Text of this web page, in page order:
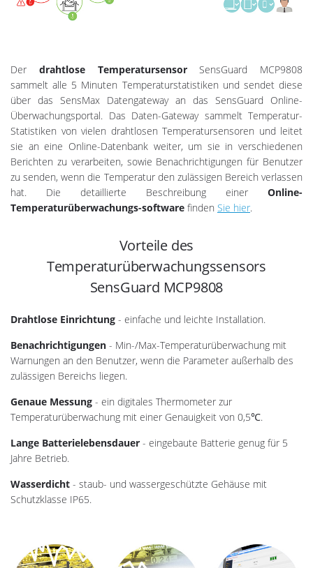
Der drahtlose TemperatursensorSensGuard MCP9808
sammelt alle 5 Minuten Temperaturstatistiken und sendet diese
über das SensMax Datengateway an das SensGuard Online-
Überwachungsportal. Das Daten-Gateway sammelt Temperatur-
Statistiken von vielen drahtlosen Temperatursensoren und leitet
sie an eine Online-Datenbank weiter, um sie in verschiedenen
Berichten zu verarbeiten, sowie Benachrichtigungen für Benutzer
zu senden, wenn die Temperatur den zulässigen Bereich verlassen
hat. Die detaillierte Beschreibung einer Online-
Temperaturüberwachungs-software finden Sie hier.
Vorteile des
Temperaturüberwachungssensors
SensGuard MCP9808
Drahtlose Einrichtung - einfache und leichte Installation.
Benachrichtigungen - Min-/Max-Temperaturüberwachung mit
Warnungen an den Benutzer, wenn die Parameter außerhalb des
zulässigen Bereichs liegen.
Genaue Messung - ein digitales Thermometer zur
Temperaturüberwachung mit einer Genauigkeit von 0,5℃.
Lange Batterielebensdauer - eingebaute Batterie genug für 5
Jahre Betrieb.
Wasserdicht - staub- und wassergeschützte Gehäuse mit
Schutzklasse IP65.